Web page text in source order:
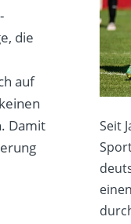
die
auf
Damit
Seit